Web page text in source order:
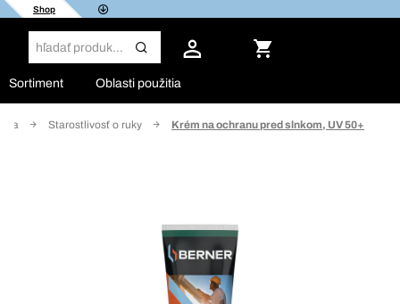
Shop
Sortiment Oblasti použitia
Starostlivosť o ruky Krém na ochranu pred slnkom, UV 50+